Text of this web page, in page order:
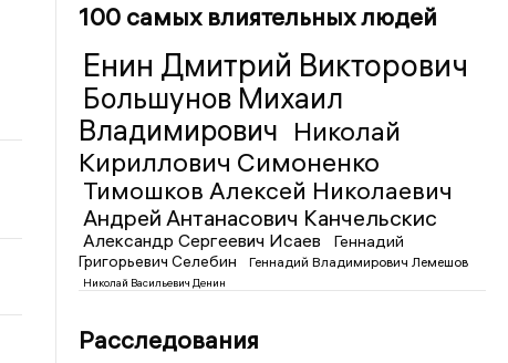
100 самых влиятельных людей
Енин Дмитрий Викторович
Большунов Михаил
Владимирович Николай
Кириллович Симоненко
Тимошков Алексей Николаевич
Андрей Антанасович Канчельскис
Александр Сергеевич Исаев
Геннадий
Григорьевич Селебин
Геннадий Владимирович Лемешов
Николай Васильевич Денин
Расследования